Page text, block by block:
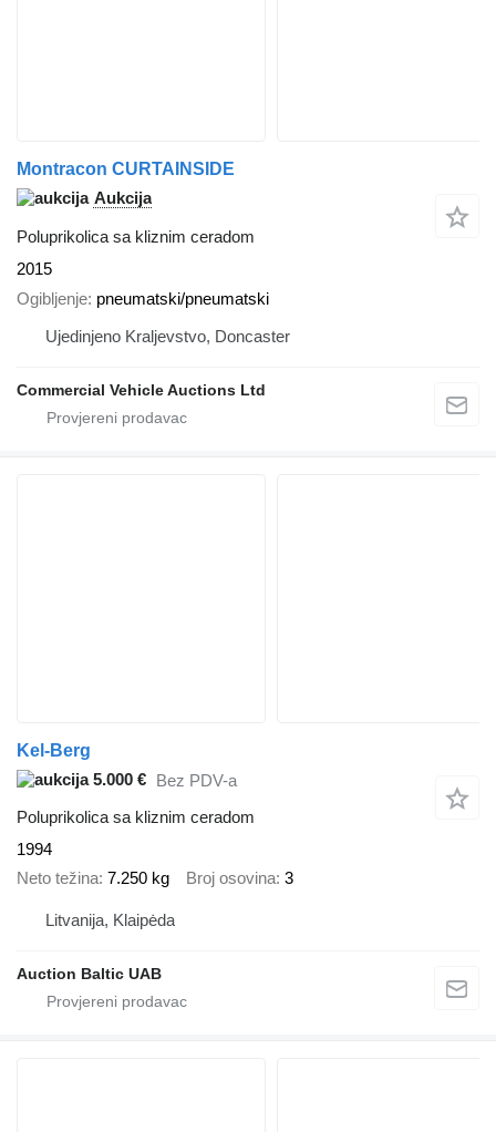
Montracon CURTAINSIDE
Aukcija
Poluprikolica sa kliznim ceradom
2015
Ogibljenje pneumatski/pneumatski
Ujedinjeno Kraljevstvo, Doncaster
Commercial Vehicle Auctions Ltd
Kel-Berg
5.000 € Bez PDV-a
Poluprikolica sa kliznim ceradom
1994
Neto težina 7.250 kg Broj osovina 3
Litvanija, Klaipėda
Auction Baltic UAB